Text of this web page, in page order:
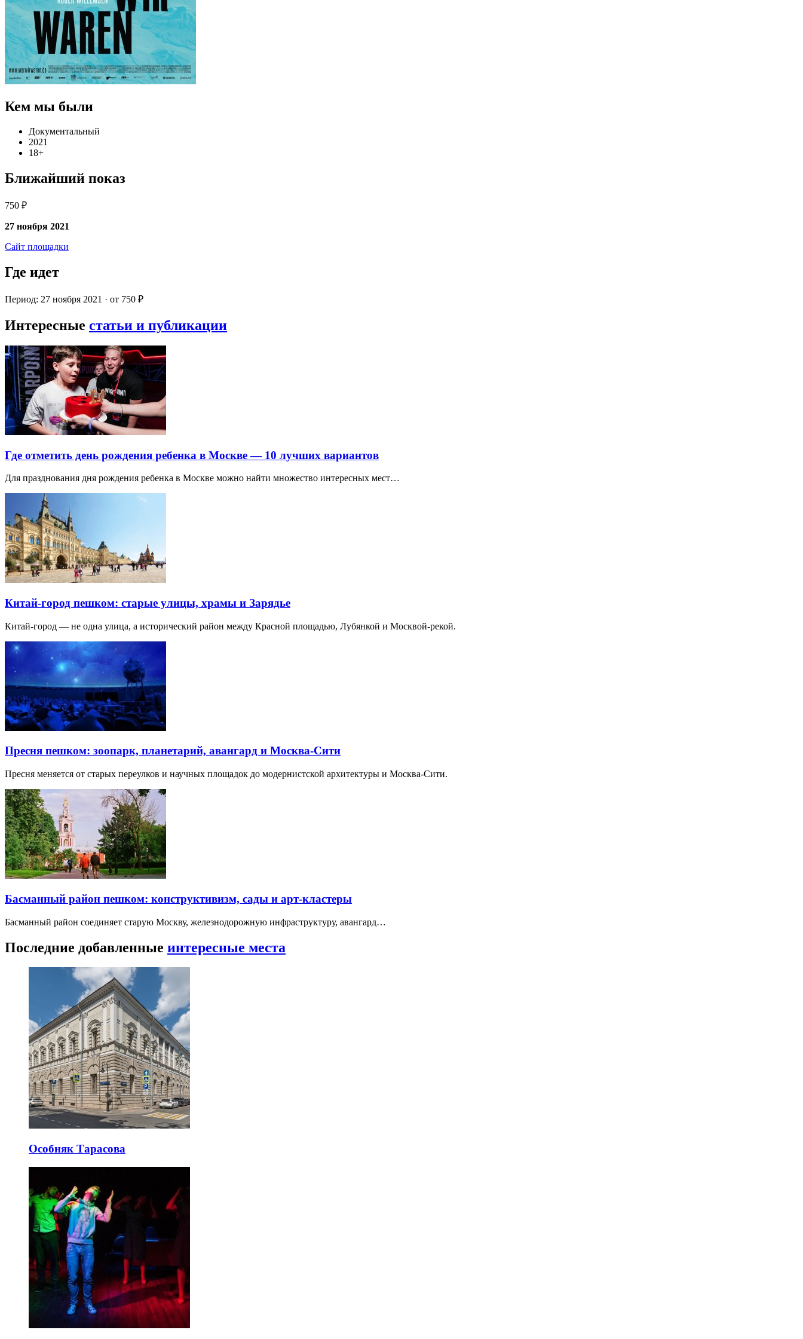
Кем мы были
Документальный
2021
18+
Ближайший показ
750 ₽
27 ноября 2021
Сайт площадки
Где идет
Период: 27 ноября 2021 · от 750 ₽
Интересные статьи и публикации
Где отметить день рождения ребенка в Москве — 10 лучших вариантов
Для празднования дня рождения ребенка в Москве можно найти множество интересных мест…
Китай-город пешком: старые улицы, храмы и Зарядье
Китай-город — не одна улица, а исторический район между Красной площадью, Лубянкой и Москвой-рекой.
Пресня пешком: зоопарк, планетарий, авангард и Москва-Сити
Пресня меняется от старых переулков и научных площадок до модернистской архитектуры и Москва-Сити.
Басманный район пешком: конструктивизм, сады и арт-кластеры
Басманный район соединяет старую Москву, железнодорожную инфраструктуру, авангард…
Последние добавленные интересные места
Особняк Тарасова